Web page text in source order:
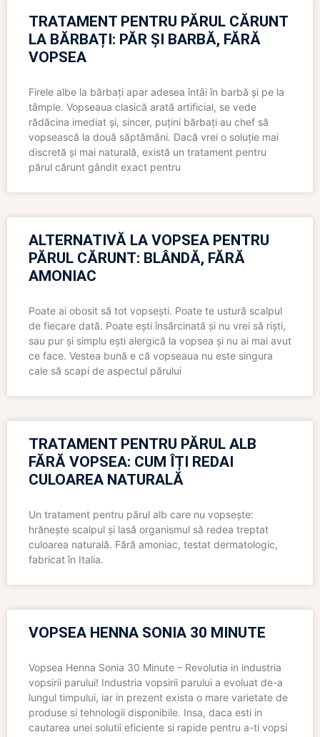
TRATAMENT PENTRU PĂRUL CĂRUNT
LA BĂRBAȚI: PĂR ȘI BARBĂ, FĂRĂ
VOPSEA
Firele albe la bărbați apar adesea întâi în barbă și pe la
tâmple. Vopseaua clasică arată artificial, se vede
rădăcina imediat și, sincer, puțini bărbați au chef să
vopsească la două săptămâni. Dacă vrei o soluție mai
discretă și mai naturală, există un tratament pentru
părul cărunt gândit exact pentru
ALTERNATIVĂ LA VOPSEA PENTRU
PĂRUL CĂRUNT: BLÂNDĂ, FĂRĂ
AMONIAC
Poate ai obosit să tot vopsești. Poate te ustură scalpul
de fiecare dată. Poate ești însărcinată și nu vrei să riști,
sau pur și simplu ești alergică la vopsea și nu ai mai avut
ce face. Vestea bună e că vopseaua nu este singura
cale să scapi de aspectul părului
TRATAMENT PENTRU PĂRUL ALB
FĂRĂ VOPSEA: CUM ÎȚI REDAI
CULOAREA NATURALĂ
Un tratament pentru părul alb care nu vopsește:
hrănește scalpul și lasă organismul să redea treptat
culoarea naturală. Fără amoniac, testat dermatologic,
fabricat în Italia.
VOPSEA HENNA SONIA 30 MINUTE
Vopsea Henna Sonia 30 Minute – Revolutia in industria
vopsirii parului! Industria vopsirii parului a evoluat de-a
lungul timpului, iar in prezent exista o mare varietate de
produse si tehnologii disponibile. Insa, daca esti in
cautarea unei solutii eficiente si rapide pentru a-ti vopsi